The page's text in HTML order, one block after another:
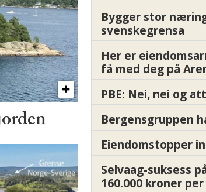
Bygger stor
svenskegrensa
Her er
få med deg på
PBE: Nei, nei og
Bergensgruppen
Eiendomstopper
Selvaag-suksess
160.000 kroner